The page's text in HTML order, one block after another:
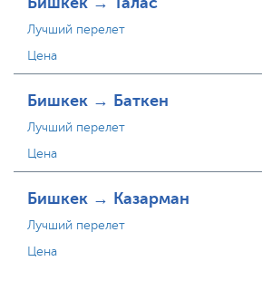
Лучший перелет
Цена
Бишкек → Баткен
Лучший перелет
Цена
Бишкек → Казарман
Лучший перелет
Цена